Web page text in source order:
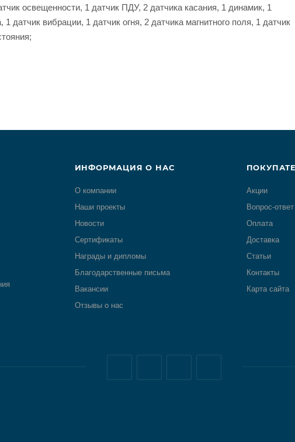
освещенности, 1 датчик ПДУ, 2 датчика касания, 1 динамик, 1
датчик вибрации, 1 датчик огня, 2 датчика магнитного поля, 1 датчик
ИНФОРМАЦИЯ О НАС
О компании
Наши проекты
Новости
Сертификаты
Награды и дипломы
Благодарственные письма
Вакансии
Отзывы о нас
Акции
Вопрос-ответ
Оплата
Доставка
Статьи
Контакты
Карта сайта